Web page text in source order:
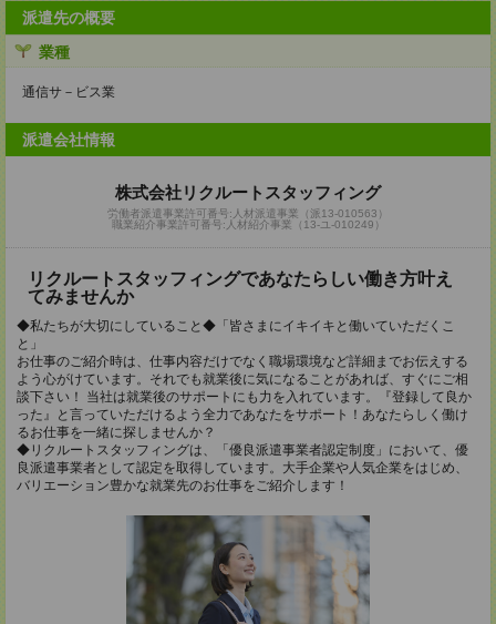
派遣先の概要
業種
通信サ－ビス業
派遣会社情報
株式会社リクルートスタッフィング
労働者派遣事業許可番号:人材派遣事業（派13-010563）
職業紹介事業許可番号:人材紹介事業（13-ユ-010249）
リクルートスタッフィングであなたらしい働き方叶え
てみませんか
◆私たちが大切にしていること◆「皆さまにイキイキと働いていただくこ
と」
お仕事のご紹介時は、仕事内容だけでなく職場環境など詳細までお伝えする
よう心がけています。それでも就業後に気になることがあれば、すぐにご相
談下さい！ 当社は就業後のサポートにも力を入れています。『登録して良か
った』と言っていただけるよう全力であなたをサポート！あなたらしく働け
るお仕事を一緒に探しませんか？
◆リクルートスタッフィングは、「優良派遣事業者認定制度」において、優
良派遣事業者として認定を取得しています。大手企業や人気企業をはじめ、
バリエーション豊かな就業先のお仕事をご紹介します！